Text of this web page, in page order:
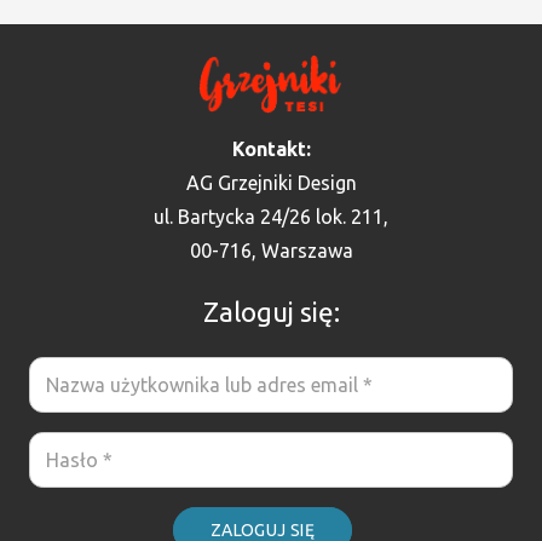
Kontakt:
AG Grzejniki Design
ul. Bartycka 24/26 lok. 211,
00-716, Warszawa
Zaloguj się:
ZALOGUJ SIĘ